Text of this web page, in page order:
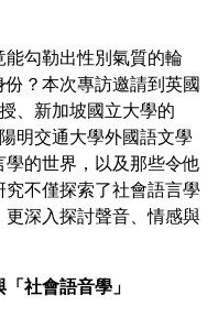
勾勒出性別氣質的輪
？本次專訪邀請到英國
、新加坡國立大學的
明交通大學外國語文學
的世界，以及那些令他
不僅探索了社會語言學
深入探討聲音、情感與
社會語音學」